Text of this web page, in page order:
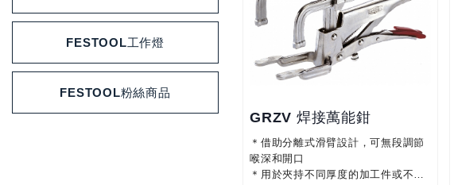
FESTOOL工作燈
FESTOOL粉絲商品
GRZV 焊接萬能鉗
＊借助分離式滑臂設計，可無段調節
喉深和開口
＊用於夾持不同厚度的加工件或不規